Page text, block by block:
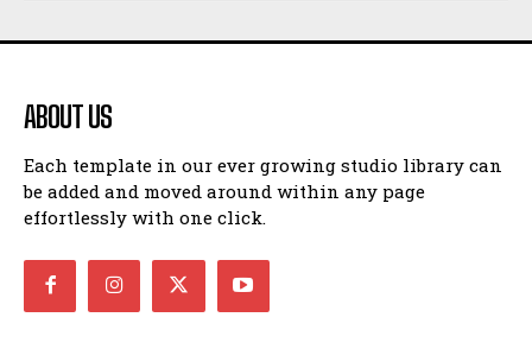
ABOUT US
Each template in our ever growing studio library can
be added and moved around within any page
effortlessly with one click.